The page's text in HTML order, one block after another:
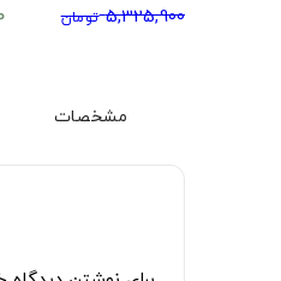
5,325,900 تومان
مشخصات